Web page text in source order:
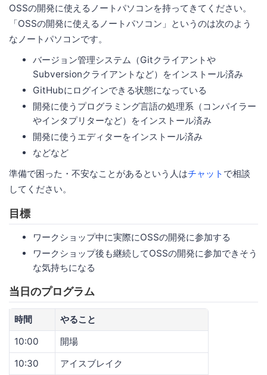
OSSの開発に使えるノートパソコンを持ってきてください。
「OSSの開発に使えるノートパソコン」というのは次のよう
なノートパソコンです。
バージョン管理システム（Gitクライアントや
Subversionクライアントなど）をインストール済み
GitHubにログインできる状態になっている
開発に使うプログラミング言語の処理系（コンパイラー
やインタプリターなど）をインストール済み
開発に使うエディターをインストール済み
などなど
準備で困った・不安なことがあるという人はチャット で相談
してください。
目標
ワークショップ中に実際にOSSの開発に参加する
ワークショップ後も継続してOSSの開発に参加できそう
な気持ちになる
当日のプログラム
時間
やること
10:00
開場
10:30
アイスブレイク